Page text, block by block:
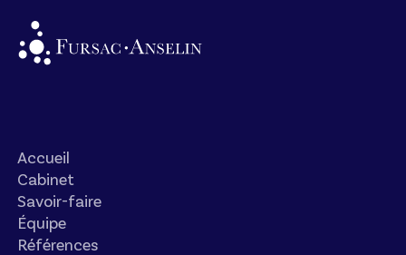
Accueil
Cabinet
Savoir-faire
Équipe
Références